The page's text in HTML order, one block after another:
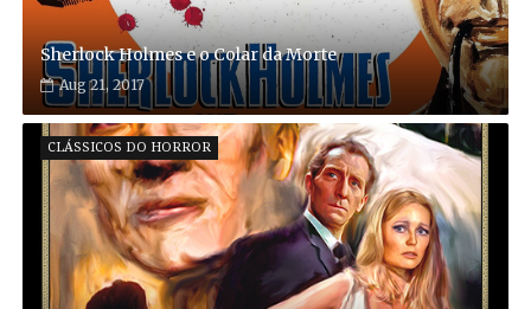
Sherlock Holmes e o Colar da Morte
Aug 21, 2017
CLÁSSICOS DO HORROR